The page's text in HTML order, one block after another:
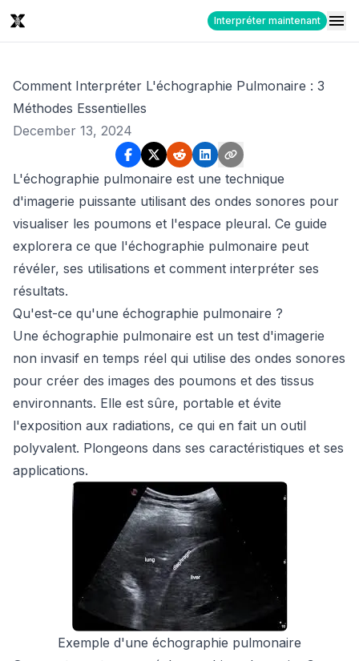
Interpréter maintenant
Comment Interpréter L'échographie Pulmonaire : 3
Méthodes Essentielles
December 13, 2024
L'échographie pulmonaire est une technique
d'imagerie puissante utilisant des ondes sonores pour
visualiser les poumons et l'espace pleural. Ce guide
explorera ce que l'échographie pulmonaire peut
révéler, ses utilisations et comment interpréter ses
résultats.
Qu'est-ce qu'une échographie pulmonaire ?
Une échographie pulmonaire est un test d'imagerie
non invasif en temps réel qui utilise des ondes sonores
pour créer des images des poumons et des tissus
environnants. Elle est sûre, portable et évite
l'exposition aux radiations, ce qui en fait un outil
polyvalent. Plongeons dans ses caractéristiques et ses
applications.
Exemple d'une échographie pulmonaire